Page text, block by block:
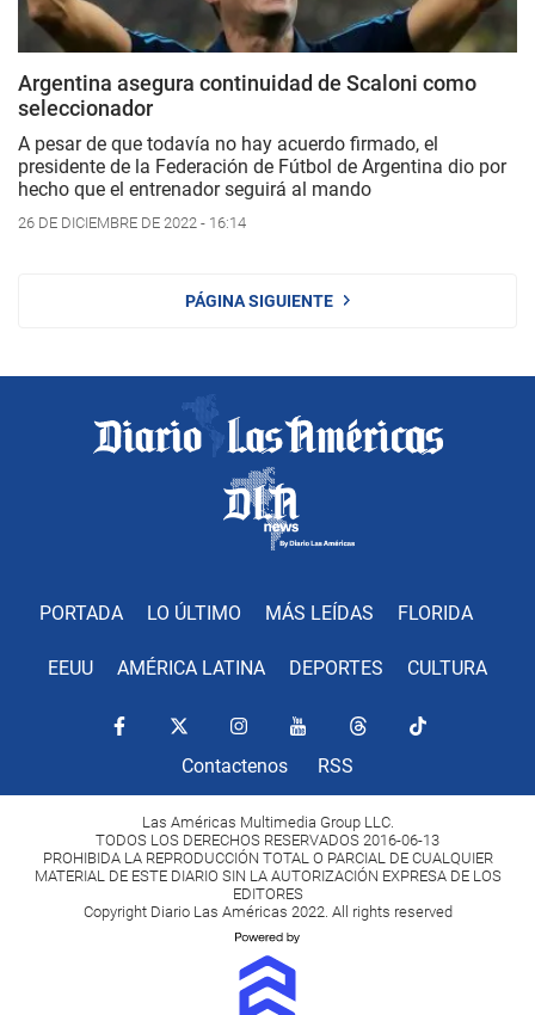
Argentina asegura continuidad de Scaloni como
seleccionador
A pesar de que todavía no hay acuerdo firmado, el
presidente de la Federación de Fútbol de Argentina dio por
hecho que el entrenador seguirá al mando
26 DE DICIEMBRE DE 2022 - 16:14
PÁGINA SIGUIENTE
PORTADA LO ÚLTIMO MÁS LEÍDAS FLORIDA
EEUU AMÉRICA LATINA DEPORTES CULTURA
Contactenos RSS
Las Américas Multimedia Group LLC.
TODOS LOS DERECHOS RESERVADOS 2016-06-13
PROHIBIDA LA REPRODUCCIÓN TOTAL O PARCIAL DE CUALQUIER
MATERIAL DE ESTE DIARIO SIN LA AUTORIZACIÓN EXPRESA DE LOS
EDITORES
Copyright Diario Las Américas 2022. All rights reserved